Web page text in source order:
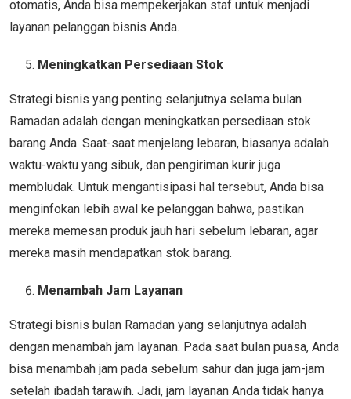
otomatis, Anda bisa mempekerjakan staf untuk menjadi
layanan pelanggan bisnis Anda.
Meningkatkan Persediaan Stok
Strategi bisnis yang penting selanjutnya selama bulan
Ramadan adalah dengan meningkatkan persediaan stok
barang Anda. Saat-saat menjelang lebaran, biasanya adalah
waktu-waktu yang sibuk, dan pengiriman kurir juga
membludak. Untuk mengantisipasi hal tersebut, Anda bisa
menginfokan lebih awal ke pelanggan bahwa, pastikan
mereka memesan produk jauh hari sebelum lebaran, agar
mereka masih mendapatkan stok barang.
Menambah Jam Layanan
Strategi bisnis bulan Ramadan yang selanjutnya adalah
dengan menambah jam layanan. Pada saat bulan puasa, Anda
bisa menambah jam pada sebelum sahur dan juga jam-jam
setelah ibadah tarawih. Jadi, jam layanan Anda tidak hanya